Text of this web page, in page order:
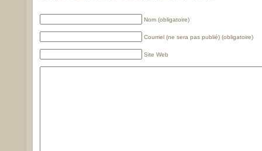
Nom (obligatoire)
Courriel (ne sera pas publié) (obligatoire)
Site Web